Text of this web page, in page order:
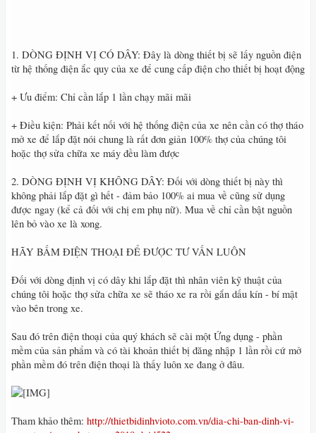
1. DÒNG ĐỊNH VỊ CÓ DÂY: Đây là dòng thiết bị sẽ lấy nguồn điện
từ hệ thống điện ắc quy của xe để cung cấp điện cho thiết bị hoạt động
+ Ưu điểm: Chỉ cần lắp 1 lần chạy mãi mãi
+ Điều kiện: Phải kết nối với hệ thống điện của xe nên cần có thợ tháo
mở xe để lắp đặt nói chung là rất đơn giản 100% thợ của chúng tôi
hoặc thợ sửa chữa xe máy đều làm được
2. DÒNG ĐỊNH VỊ KHÔNG DÂY: Đối với dòng thiết bị này thì
không phải lắp đặt gì hết - đảm bảo 100% ai mua về cũng sử dụng
được ngay (kể cả đối với chị em phụ nữ). Mua về chỉ cần bật nguồn
lên bỏ vào xe là xong.
HÃY BẤM ĐIỆN THOẠI ĐỂ ĐƯỢC TƯ VẤN LUÔN
Đối với dòng định vị có dây khi lắp đặt thì nhân viên kỹ thuật của
chúng tôi hoặc thợ sửa chữa xe sẽ tháo xe ra rồi gắn dấu kín - bí mật
vào bên trong xe.
Sau đó trên điện thoại của quý khách sẽ cài một Ứng dụng - phần
mềm của sản phẩm và có tài khoản thiết bị đăng nhập 1 lần rồi cứ mở
phần mềm đó trên điện thoại là thấy luôn xe đang ở đâu.
Tham khảo thêm: http://thietbidinhvioto.com.vn/dia-chi-ban-dinh-vi-